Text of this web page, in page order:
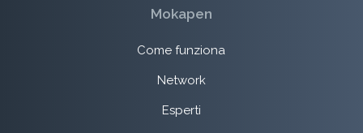
Mokapen
Come funziona
Network
Esperti